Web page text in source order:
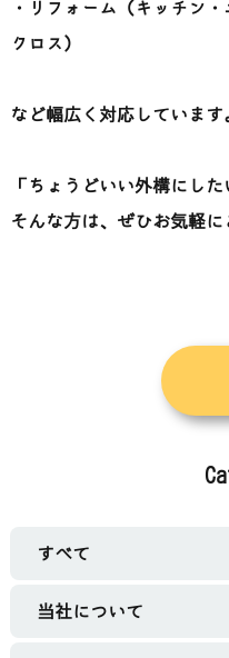
・リフォーム（キッチン
クロス）
など幅広く対応しています
「ちょうどいい外構にした
そんな方は、ぜひお気軽
すべて
当社について